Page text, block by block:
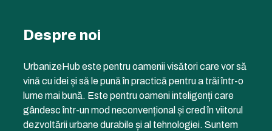
Despre noi
UrbanizeHub este pentru oamenii visători care vor să
vină cu idei și să le pună în practică pentru a trăi într-o
lume mai bună. Este pentru oameni inteligenți care
gândesc într-un mod neconvențional și cred în viitorul
dezvoltării urbane durabile și al tehnologiei. Suntem